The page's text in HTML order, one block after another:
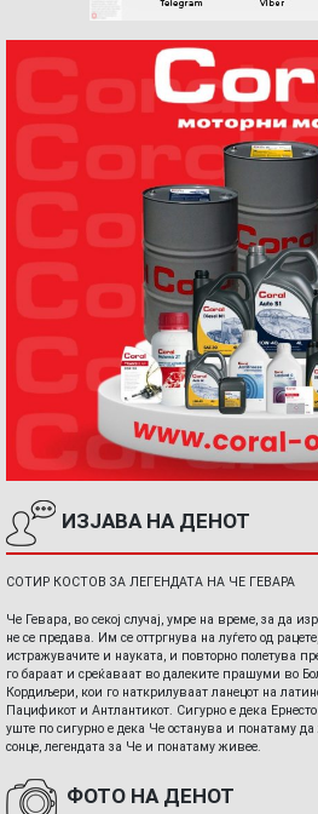
ИЗЈАВА НА ДЕНОТ
СОТИР КОСТОВ ЗА ЛЕГЕНДАТА НА ЧЕ ГЕВАРА
Че Гевара, во секој случај, умре на време, за да
не се предава. Им се оттргнува на луѓето од
истражувачите и науката, и повторно полетува
го бараат и среќаваат во далеките прашуми во
Кордиљери, кои го наткрилуваат ланецот на
Пацификот и Антлантикот. Сигурно е дека
уште по сигурно е дека Че останува и понатаму
сонце, легендата за Че и понатаму живее.
ФОТО НА ДЕНОТ